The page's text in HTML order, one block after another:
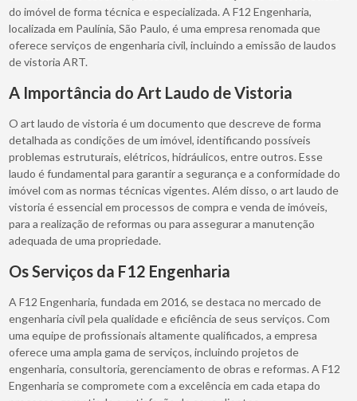
do imóvel de forma técnica e especializada. A F12 Engenharia,
localizada em Paulínia, São Paulo, é uma empresa renomada que
oferece serviços de engenharia civil, incluindo a emissão de laudos
de vistoria ART.
A Importância do Art Laudo de Vistoria
O art laudo de vistoria é um documento que descreve de forma
detalhada as condições de um imóvel, identificando possíveis
problemas estruturais, elétricos, hidráulicos, entre outros. Esse
laudo é fundamental para garantir a segurança e a conformidade do
imóvel com as normas técnicas vigentes. Além disso, o art laudo de
vistoria é essencial em processos de compra e venda de imóveis,
para a realização de reformas ou para assegurar a manutenção
adequada de uma propriedade.
Os Serviços da F12 Engenharia
A F12 Engenharia, fundada em 2016, se destaca no mercado de
engenharia civil pela qualidade e eficiência de seus serviços. Com
uma equipe de profissionais altamente qualificados, a empresa
oferece uma ampla gama de serviços, incluindo projetos de
engenharia, consultoria, gerenciamento de obras e reformas. A F12
Engenharia se compromete com a excelência em cada etapa do